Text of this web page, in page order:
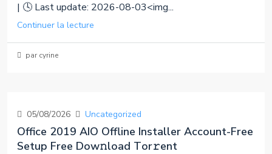
| 🕓 Last update: 2026-08-03<img...
Continuer la lecture
par cyrine
05/08/2026 Uncategorized
Office 2019 AIO Offline Installer Account-Free
Setup Frее Dow𝚗load Tоr𝚛ent